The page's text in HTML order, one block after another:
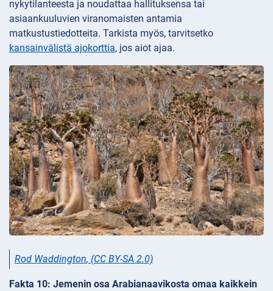
nykytilanteesta ja noudattaa hallituksensa tai
asiaankuuluvien viranomaisten antamia
matkustustiedotteita. Tarkista myös, tarvitsetko
kansainvälistä ajokorttia, jos aiot ajaa.
Rod Waddington, (CC BY-SA 2.0)
Fakta 10: Jemenin osa Arabianaavikosta omaa kaikkein